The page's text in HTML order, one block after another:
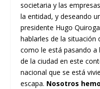
societaria y las
la entidad, y deseando
presidente Hugo
hablarles de la
como le está pasando a
de la ciudad en este
nacional que se está
escapa. Nosotros